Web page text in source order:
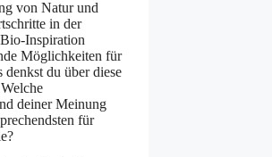
von Natur und
in der
Inspiration
Möglichkeiten für
du über diese
deiner Meinung
für